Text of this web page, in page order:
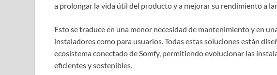
a prolongar la vida útil del producto y a mejorar su rendimiento a
Esto se traduce en una menor necesidad de mantenimiento y en
instaladores como para usuarios. Todas estas soluciones están
ecosistema conectado de Somfy, permitiendo evolucionar las
eficientes y sostenibles.